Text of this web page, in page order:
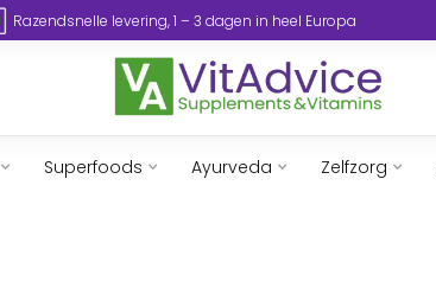
Razendsnelle levering, 1 – 3 dagen in heel Europa
Superfoods Ayurveda Zelfzorg